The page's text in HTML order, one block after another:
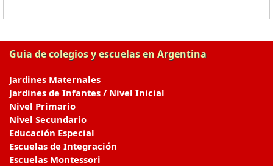
Guia de colegios y escuelas en Argentina
Jardines Maternales
Jardines de Infantes / Nivel Inicial
Nivel Primario
Nivel Secundario
Educación Especial
Escuelas de Integración
Escuelas Montessori